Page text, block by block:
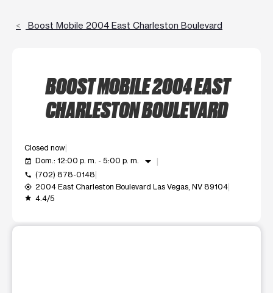
Boost Mobile 2004 East Charleston Boulevard
BOOST MOBILE 2004 EAST
CHARLESTON BOULEVARD
Closed now
event_available Dom.: 12:00 p. m. - 5:00 p. m. arrow_drop_down
call (702) 878-0148
my_location 2004 East Charleston Boulevard Las Vegas, NV 89104
grade 4.4/5